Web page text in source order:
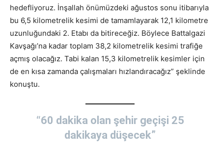
hedefliyoruz. İnşallah önümüzdeki ağustos sonu itibarıyla
bu 6,5 kilometrelik kesimi de tamamlayarak 12,1 kilometre
uzunluğundaki 2. Etabı da bitireceğiz. Böylece Battalgazi
Kavşağı’na kadar toplam 38,2 kilometrelik kesimi trafiğe
açmış olacağız. Tabi kalan 15,3 kilometrelik kesimler için
de en kısa zamanda çalışmaları hızlandıracağız” şeklinde
konuştu.
“60 dakika olan şehir geçişi 25
dakikaya düşecek”